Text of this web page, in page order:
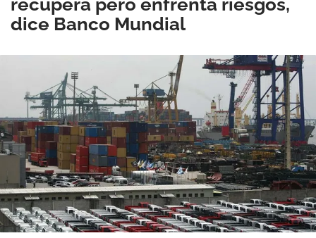
recupera pero enfrenta riesgos,
dice Banco Mundial